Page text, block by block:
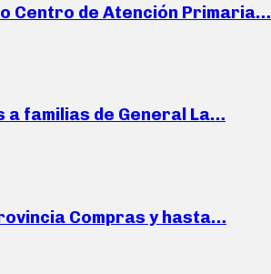
Centro de Atención Primaria…
familias de General La…
Compras y hasta…